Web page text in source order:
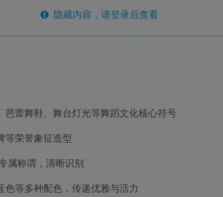
隐藏内容，请登录后查看
芭蕾舞鞋、舞台灯光等舞蹈文化核心符号
等荣誉象征造型
属称谓，清晰识别
色等多种配色，传递优雅与活力